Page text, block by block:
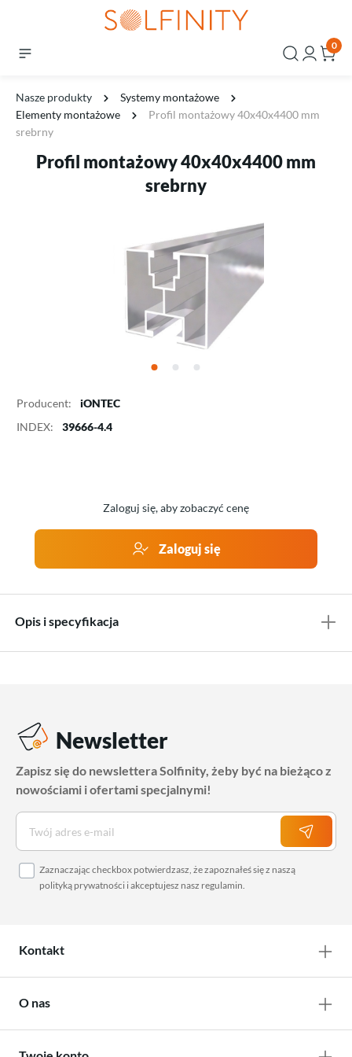
0
Nasze produkty
Systemy montażowe
Elementy montażowe
Profil montażowy 40x40x4400 mm
srebrny
Profil montażowy 40x40x4400 mm
srebrny
Producent:
iONTEC
INDEX:
39666-4.4
Zaloguj się, aby zobaczyć cenę
Zaloguj się
Opis i specyfikacja
Newsletter
Zapisz się do newslettera Solfinity, żeby być na bieżąco z
nowościami i ofertami specjalnymi!
Zaznaczając checkbox potwierdzasz, że zapoznałeś się z naszą
polityką prywatności i akceptujesz nasz regulamin.
Kontakt
O nas